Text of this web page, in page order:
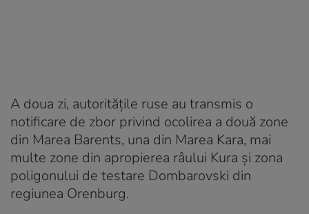
A doua zi, autoritățile ruse au transmis o
notificare de zbor privind ocolirea a două zone
din Marea Barents, una din Marea Kara, mai
multe zone din apropierea râului Kura și zona
poligonului de testare Dombarovski din
regiunea Orenburg.